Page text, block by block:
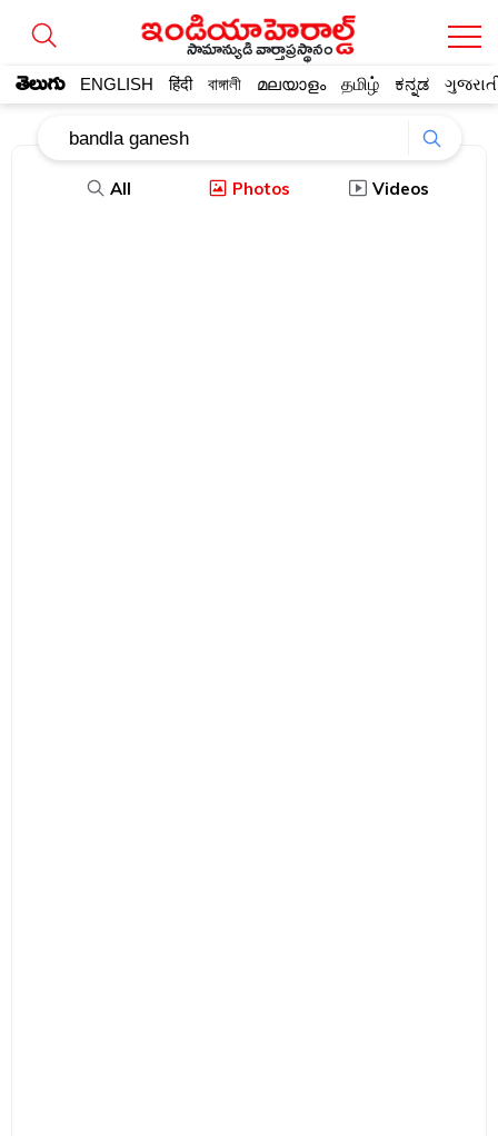
సామాన్యుడి వార్తాప్రస్థానం
తెలుగు ENGLISH हिंदी বাঙ্গালী മലയാളം தமிழ் ಕನ್ನಡ
All Photos Videos